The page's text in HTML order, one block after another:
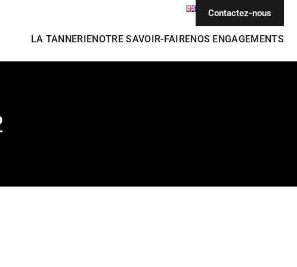
Contactez-nous
LA TANNERIENOTRE SAVOIR-FAIRENOS ENGAGEMENTS